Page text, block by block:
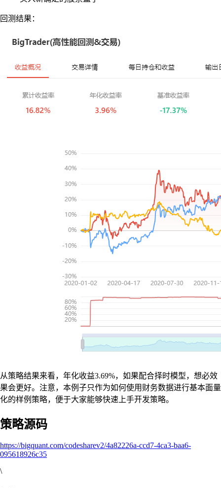
回测结果：
从策略结果来看，年化收益3.69%，如果配合择时模型，想必效
果会更好。注意，本例子只作为如何使用财务数据进行基本面量
化的样例策略，便于大家能够快速上手开发策略。
策略源码
https://bigquant.com/codesharev2/4a82226a-ccd7-4ca3-baa6-
095618926c35
\